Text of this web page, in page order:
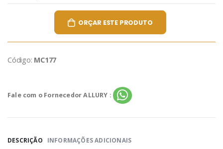
ORÇAR ESTE PRODUTO
Código: MC177
Fale com o Fornecedor ALLURY :
DESCRIÇÃO INFORMAÇÕES ADICIONAIS